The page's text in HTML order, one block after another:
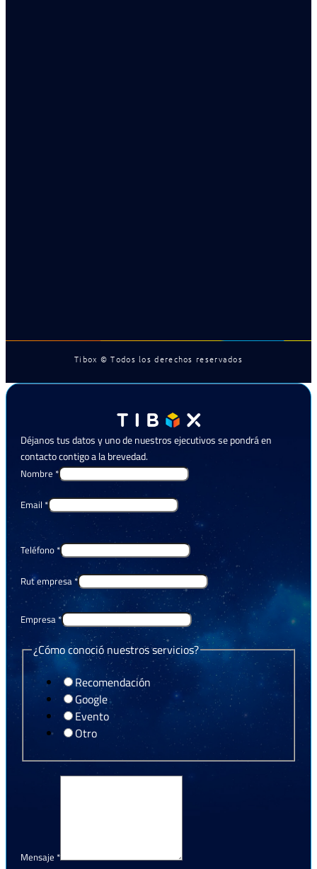
Tibox © Todos los derechos reservados
Déjanos tus datos y uno de nuestros ejecutivos se pondrá en
contacto contigo a la brevedad.
Nombre *
Email *
Teléfono *
Rut empresa *
Empresa *
¿Cómo conoció nuestros servicios?
Recomendación
Google
Evento
Otro
Mensaje *